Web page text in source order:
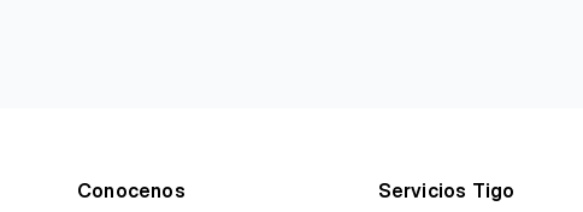
Conocenos Servicios Tigo